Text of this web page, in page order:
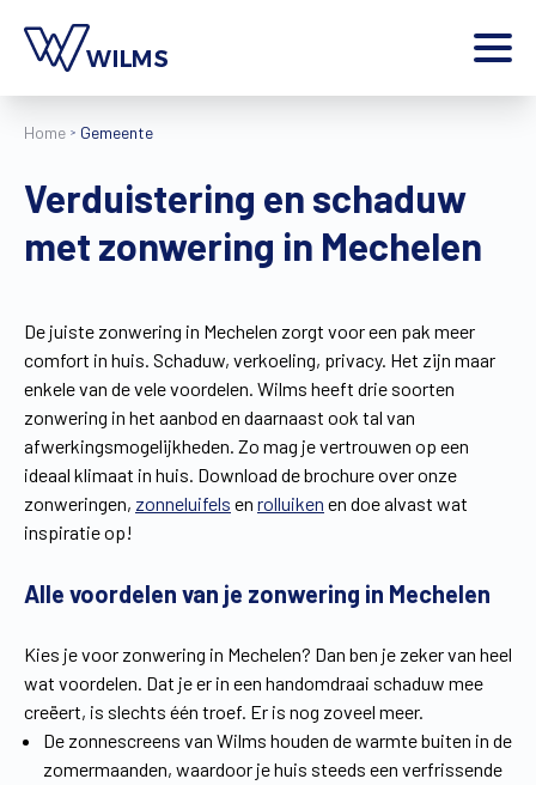
Home
Producten
Inspiratie
Contact
Extra
Jobs
Wilms World
NL
Home Gemeente
Verduistering en schaduw
met zonwering in Mechelen
De juiste zonwering in Mechelen zorgt voor een pak meer
comfort in huis. Schaduw, verkoeling, privacy. Het zijn maar
enkele van de vele voordelen. Wilms heeft drie soorten
zonwering in het aanbod en daarnaast ook tal van
afwerkingsmogelijkheden. Zo mag je vertrouwen op een
ideaal klimaat in huis. Download de brochure over onze
zonweringen, zonneluifels en rolluiken en doe alvast wat
inspiratie op!
Alle voordelen van je zonwering in Mechelen
Kies je voor zonwering in Mechelen? Dan ben je zeker van heel
wat voordelen. Dat je er in een handomdraai schaduw mee
creëert, is slechts één troef. Er is nog zoveel meer.
De zonnescreens van Wilms houden de warmte buiten in de
zomermaanden, waardoor je huis steeds een verfrissende